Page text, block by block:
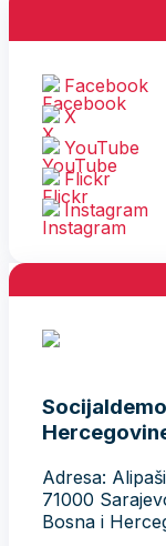
Facebook
X
YouTube
Flickr
Instagram
Adresa:
71000
Bosna i